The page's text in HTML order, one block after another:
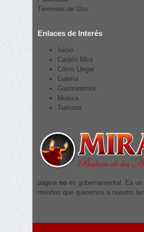
Términos de Uso
Enlaces de Interés
Inicio
Cantón Mira
Cómo Llegar
Galería
Gastronomía
Musica
Turismo
página no es gubernamental. Es
mireños que queremos a nuestro